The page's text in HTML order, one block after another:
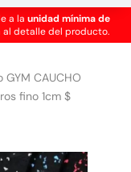
a launidad mínima de
al detalle del producto.
GYM CAUCHO
fino 1cm $